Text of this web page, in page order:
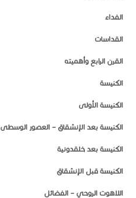
الفداء
القداسات
القرن الرابع وأهميته
الكنيسة
الكنيسة الأولى
الكنيسة بعد الإنشقاق – العصور الوسطى
الكنيسة بعد خلقدونية
الكنيسة قبل الإنشقاق
اللاهوت الروحي – الفضائل